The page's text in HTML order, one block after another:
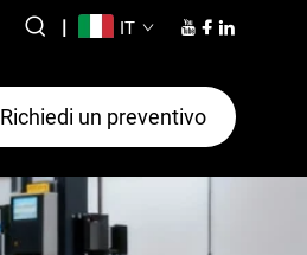
| IT
Richiedi un preventivo